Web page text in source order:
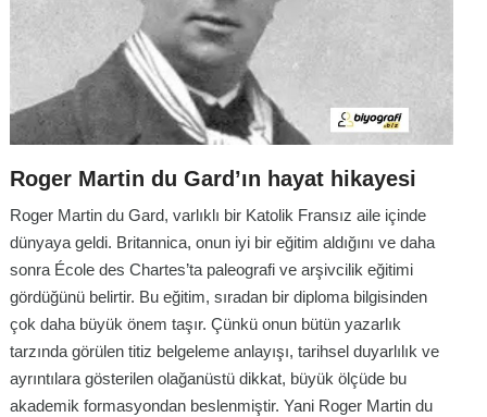
Roger Martin du Gard’ın hayat hikayesi
Roger Martin du Gard, varlıklı bir Katolik Fransız aile içinde
dünyaya geldi. Britannica, onun iyi bir eğitim aldığını ve daha
sonra École des Chartes’ta paleografi ve arşivcilik eğitimi
gördüğünü belirtir. Bu eğitim, sıradan bir diploma bilgisinden
çok daha büyük önem taşır. Çünkü onun bütün yazarlık
tarzında görülen titiz belgeleme anlayışı, tarihsel duyarlılık ve
ayrıntılara gösterilen olağanüstü dikkat, büyük ölçüde bu
akademik formasyondan beslenmiştir. Yani Roger Martin du